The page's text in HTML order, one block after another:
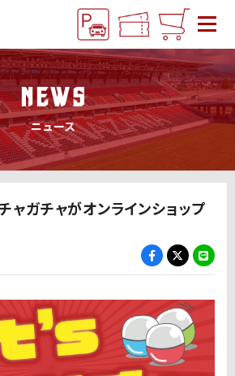
NEWS
ニュース
ャガチャがオンラインショップ